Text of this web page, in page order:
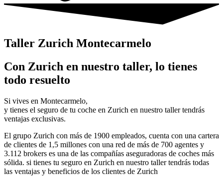
Taller Zurich Montecarmelo
Con Zurich en nuestro taller, lo tienes
todo resuelto
Si vives en Montecarmelo,
y tienes el seguro de tu coche en Zurich en nuestro taller tendrás
ventajas exclusivas.
El grupo Zurich con más de 1900 empleados, cuenta con una cartera
de clientes de 1,5 millones con una red de más de 700 agentes y
3.112 brokers es una de las compañías aseguradoras de coches más
sólida. si tienes tu seguro en Zurich en nuestro taller tendrás todas
las ventajas y beneficios de los clientes de Zurich